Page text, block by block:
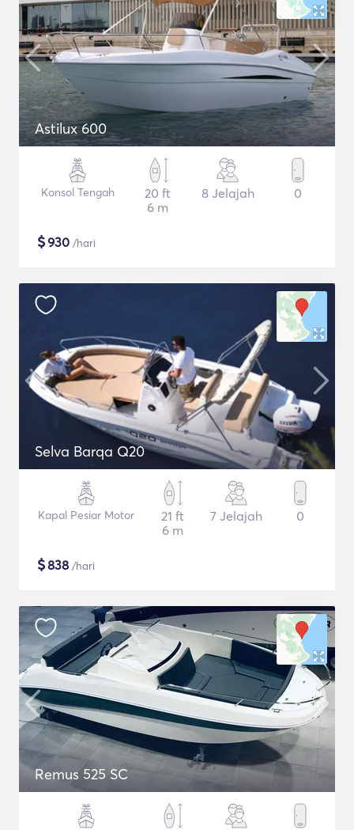
Astilux 600
Konsol Tengah
20 ft
6 m
8 Jelajah 0
$930 /hari
Selva Barqa Q20
Kapal Pesiar Motor
21 ft
6 m
7 Jelajah 0
$838 /hari
Remus 525 SC